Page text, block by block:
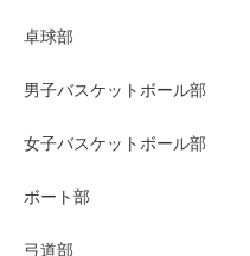
卓球部
男子バスケットボール部
女子バスケットボール部
ボート部
弓道部